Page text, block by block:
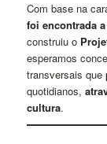
Com base na
foi encontrada
construiu o
esperamos
transversais que
quotidianos,
cultura.